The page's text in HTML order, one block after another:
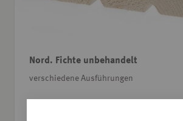
Nord. Fichte unbehandelt
verschiedene Ausführungen